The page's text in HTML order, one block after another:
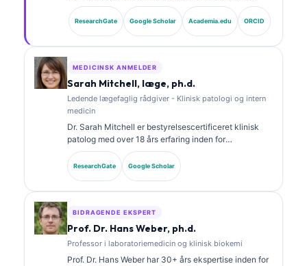
erfaring inden for laboratoriemedicin og AI-assisteret
klinisk analyse. Som Chief Medical Officer hos
Kantesti AI varetager han klinisk tilsyn med den
biomarkertolkning og laboratoriediagnostik inden for
laboratoriemedicinske emner.
ResearchGate Google Scholar Academia.edu ORCID
MEDICINSK ANMELDER
Sarah Mitchell, læge, ph.d.
Ledende lægefaglig rådgiver - Klinisk patologi og intern
medicin
Dr. Sarah Mitchell er bestyrelsescertificeret klinisk
patolog med over 18 års erfaring inden for
laboratoriemedicin og diagnostisk analyse. Hun har
specialecertificeringer i klinisk kemi og har publiceret
omfattende om biomarkørpaneler og
ResearchGate Google Scholar
BIDRAGENDE EKSPERT
Prof. Dr. Hans Weber, ph.d.
Professor i laboratoriemedicin og klinisk biokemi
Prof. Dr. Hans Weber har 30+ års ekspertise inden for